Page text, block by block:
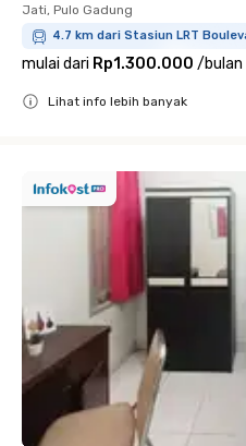
Jati, Pulo Gadung
4.7 km dari Stasiun LRT
mulai dari Rp1.300.000 /bulan
Lihat info lebih banyak